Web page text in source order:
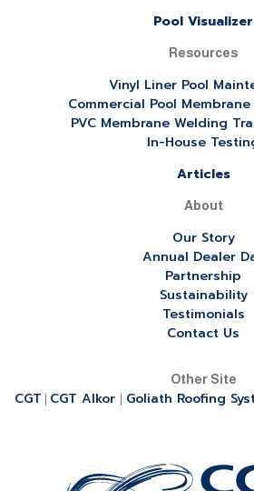
Pool Visualizer
Resources
Vinyl Liner Pool
Commercial Pool
PVC Membrane Welding
In-House
Articles
About
Our Story
Annual Dealer
Partnership
Sustainability
Testimonials
Contact Us
Other Site
CGT CGT Alkor Goliath Roofing